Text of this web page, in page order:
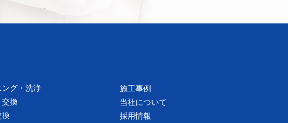
グ・洗浄
換
施工事例
当社について
採用情報